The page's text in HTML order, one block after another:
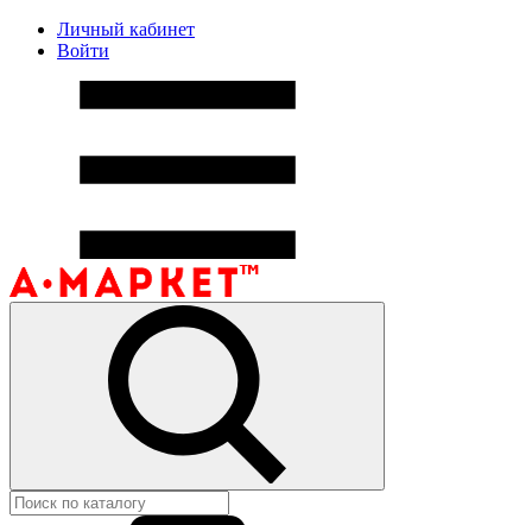
Личный кабинет
Войти